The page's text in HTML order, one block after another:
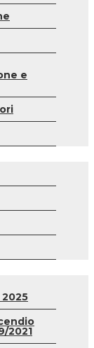
e
2025
2021